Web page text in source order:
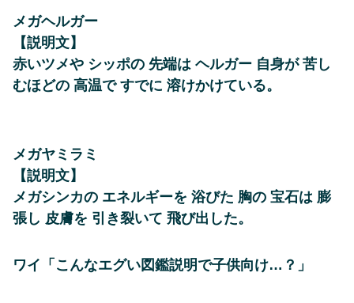
メガヘルガー
【説明文】
赤いツメや シッポの 先端は ヘルガー 自身が 苦し
むほどの 高温で すでに 溶けかけている。
メガヤミラミ
【説明文】
メガシンカの エネルギーを 浴びた 胸の 宝石は 膨
張し 皮膚を 引き裂いて 飛び出した。
ワイ「こんなエグい図鑑説明で子供向け…？」